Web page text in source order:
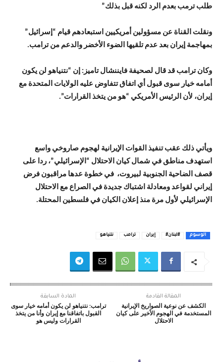
طلب ترمب بعدم الرد لكنه قبل بذلك”
ونقلت القناة عن مسؤولين أمريكيين استبعادهم قيام “إسرائيل”
بمهاجمة إيران بعد عدم تلقيها الضوء الأخضر والدعم من ترامب.
وكان ترامب قد قال لصحيفة فايننشال تاميز: إن “نتنياهو لن يكون
أمامه خيار سوى قبول أي اتفاق تتفاوض عليه الولايات المتحدة مع
إيران، لأن الرئيس الأمريكي “هو من يتخذ القرارات”.
ويأتي ذلك عقب تنفيذ القوات الإيرانية لهجوم صاروخي واسع
استهدف مناطق في شمال كيان الاحتلال “الإسرائيلي”، ردا على
قصف الضاحية الجنوبية لبيروت، في خطوة عدها مراقبون فرض
إيراني لقواعد ومعادلة اشتباك جديدة في الصراع مع الاحتلال
الإسرائيلي لأول مرة منذ إعلان الكيان في فلسطين المحتلة.
الوسوم #لبنان# إيران ترامب نتنياهو
المادة السابقة
ترامب: نتنياهو لن يكون أمامه خيار سوى
القبول باتفاقنا مع إيران وأنا من يتخذ
القرارات وليس هو
المقالة القادمة
الكشف عن نوعية الصواريخ الإيرانية
المستخدمة في الهجوم الأخير على كيان
الاحتلال